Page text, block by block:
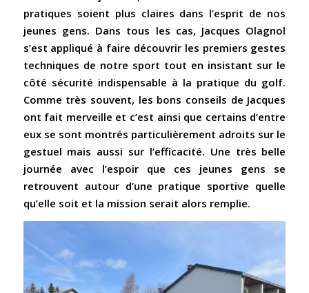
pratiques soient plus claires dans l’esprit de nos
jeunes gens. Dans tous les cas, Jacques Olagnol
s’est appliqué à faire découvrir les premiers gestes
techniques de notre sport tout en insistant sur le
côté sécurité indispensable à la pratique du golf.
Comme très souvent, les bons conseils de Jacques
ont fait merveille et c’est ainsi que certains d’entre
eux se sont montrés particulièrement adroits sur le
gestuel mais aussi sur l’efficacité. Une très belle
journée avec l’espoir que ces jeunes gens se
retrouvent autour d’une pratique sportive quelle
qu’elle soit et la mission serait alors remplie.